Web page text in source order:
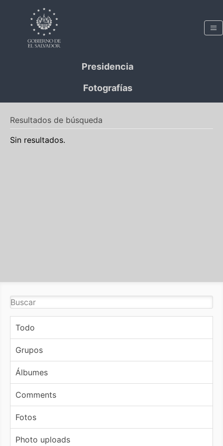
Presidencia
Fotografías
Resultados de búsqueda
Sin resultados.
Todo
Grupos
Álbumes
Comments
Fotos
Photo uploads